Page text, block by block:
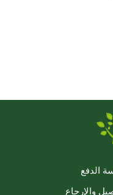
الدفع
والإرجاع